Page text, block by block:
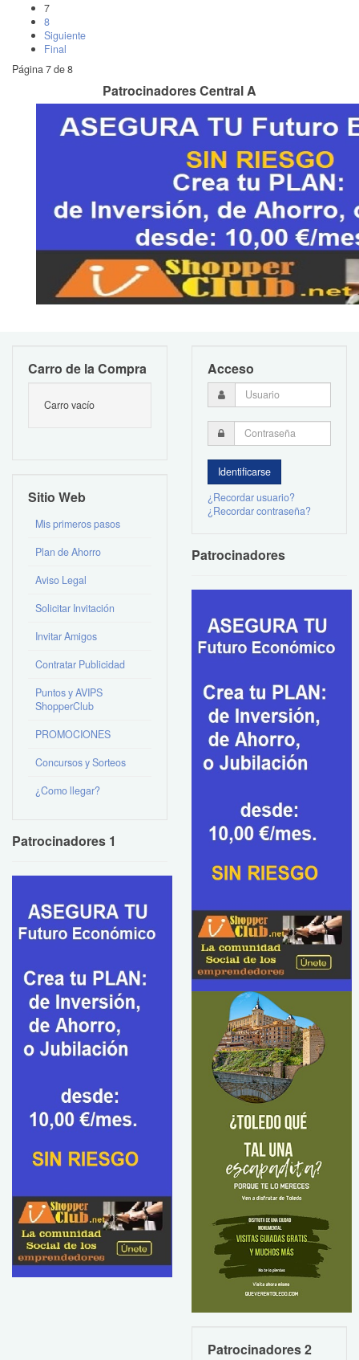
7
8
Siguiente
Final
Página 7 de 8
Patrocinadores Central A
Carro de la Compra
Carro vacío
Sitio Web
Mis primeros pasos
Plan de Ahorro
Aviso Legal
Solicitar Invitación
Invitar Amigos
Contratar Publicidad
Puntos y AVIPS
ShopperClub
PROMOCIONES
Concursos y Sorteos
¿Como llegar?
Patrocinadores 1
Acceso
¿Recordar usuario?
¿Recordar contraseña?
Patrocinadores
Patrocinadores 2